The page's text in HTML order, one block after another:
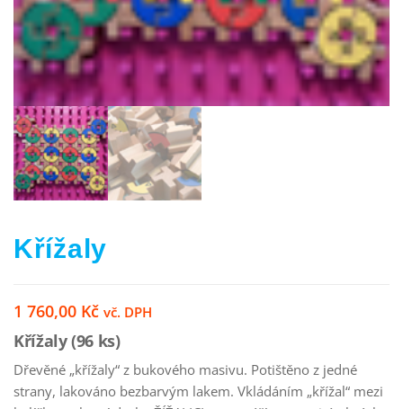
Křížaly
1 760,00 Kč vč. DPH
Křížaly (96 ks)
Dřevěné „křížaly“ z bukového masivu. Potištěno z jedné
strany, lakováno bezbarvým lakem. Vkládáním „křížal“ mezi